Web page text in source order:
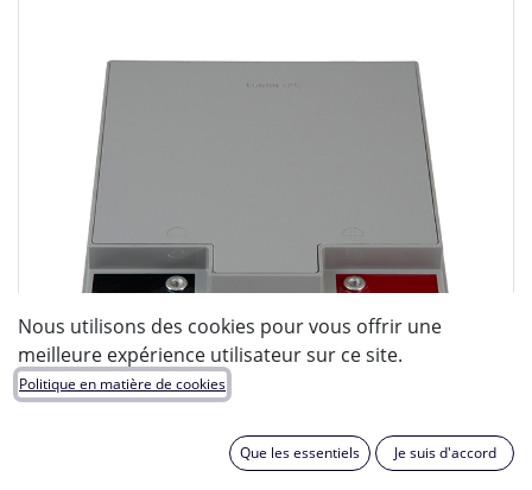
Nous utilisons des cookies pour vous offrir une
meilleure expérience utilisateur sur ce site.
Politique en matière de cookies
Que les essentiels Je suis d'accord